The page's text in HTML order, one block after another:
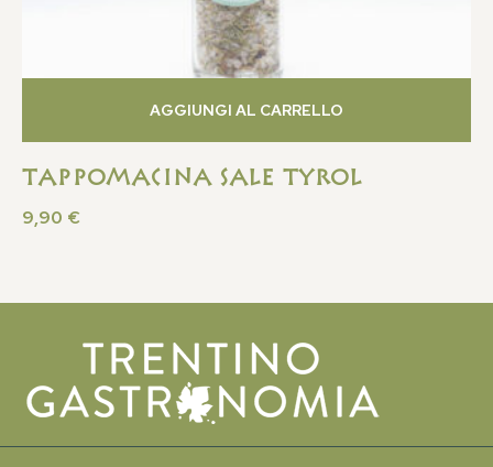
Tappomacina Sale Tyrol
9,90 €
AGGIUNGI AL CARRELLO